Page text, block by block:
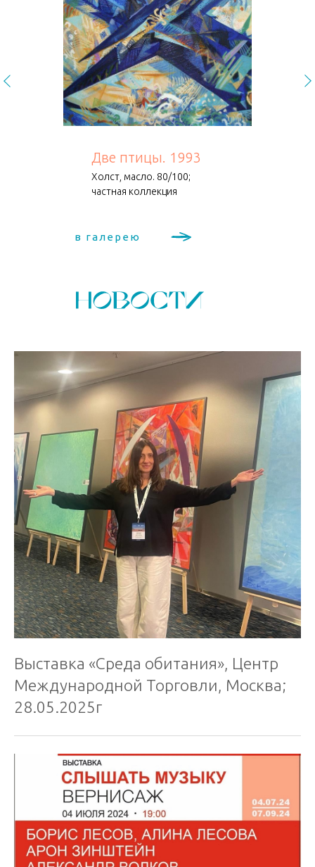
Две птицы. 1993
Холст, масло. 80/100;
частная коллекция
в галерею
Выставка «Среда обитания», Центр
Международной Торговли, Москва;
28.05.2025г